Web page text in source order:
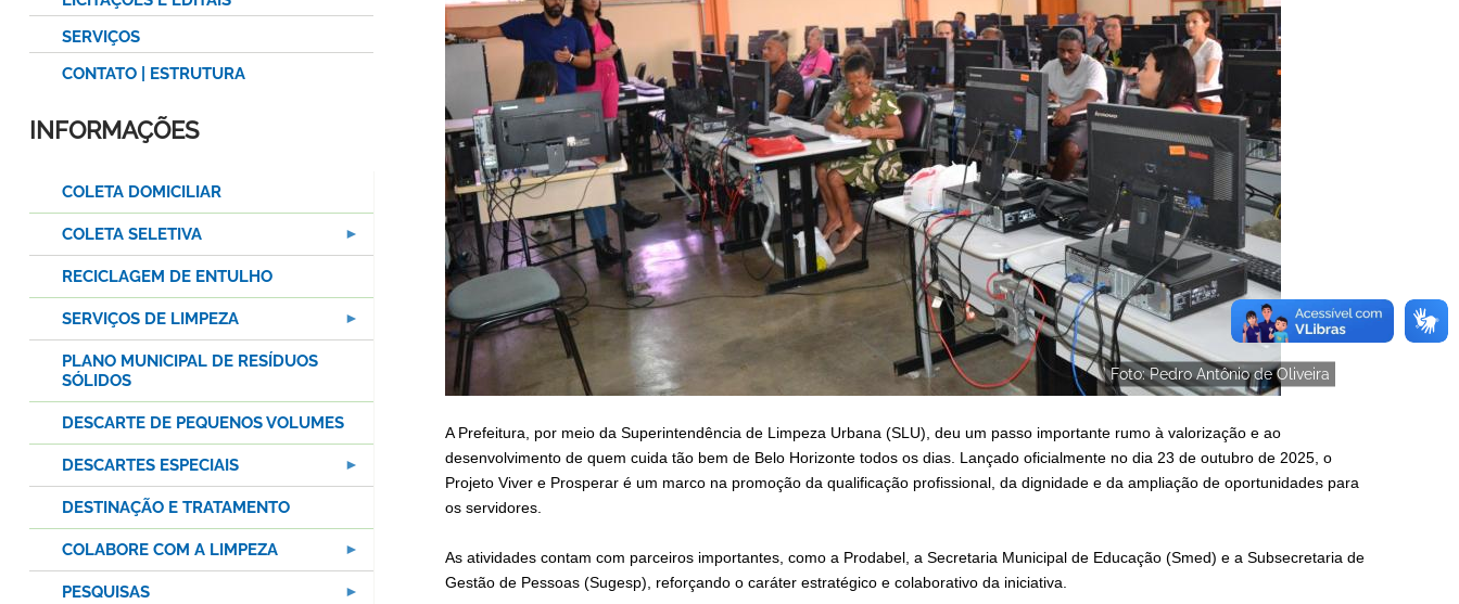
Foto: Pedro Antônio de Oliveira
A Prefeitura, por meio da Superintendência de Limpeza Urbana (SLU), deu um passo importante rumo à valorização e ao
desenvolvimento de quem cuida tão bem de Belo Horizonte todos os dias. Lançado oficialmente no dia 23 de outubro de 2025, o
Projeto Viver e Prosperar é um marco na promoção da qualificação profissional, da dignidade e da ampliação de oportunidades para
os servidores.
As atividades contam com parceiros importantes, como a Prodabel, a Secretaria Municipal de Educação (Smed) e a Subsecretaria de
Gestão de Pessoas (Sugesp), reforçando o caráter estratégico e colaborativo da iniciativa.
SERVIÇOS
CONTATO | ESTRUTURA
INFORMAÇÕES
COLETA DOMICILIAR
COLETA SELETIVA
RECICLAGEM DE ENTULHO
SERVIÇOS DE LIMPEZA
PLANO MUNICIPAL DE RESÍDUOS
SÓLIDOS
DESCARTE DE PEQUENOS VOLUMES
DESCARTES ESPECIAIS
DESTINAÇÃO E TRATAMENTO
COLABORE COM A LIMPEZA
PESQUISAS